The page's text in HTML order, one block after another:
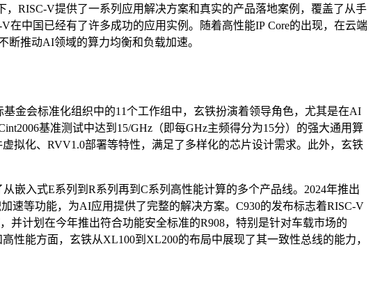
RISC-V提供了一系列应用解决方案和真实的产品落地案例，覆盖了从手
中国已经有了许多成功的应用实例。随着高性能IP Core的出现，在云端
推动AI领域的算力均衡和负载加速。
金会标准化组织中的11个工作组中，玄铁扮演着领导角色，尤其是在AI
基准测试中达到15/GHz（即每GHz主频得分为15分）的强大通用算
拟化、RVV1.0部署等特性，满足了多样化的芯片设计需求。此外，玄铁
嵌入式E系列到R系列再到C系列高性能计算的多个产品线。2024年推出
速等功能，为AI应用提供了完整的解决方案。C930的发布标志着RISC-V
计划在今年推出符合功能安全标准的R908，特别是针对车载市场的
性能方面，玄铁从XL100到XL200的布局中展现了其一致性总线的能力，